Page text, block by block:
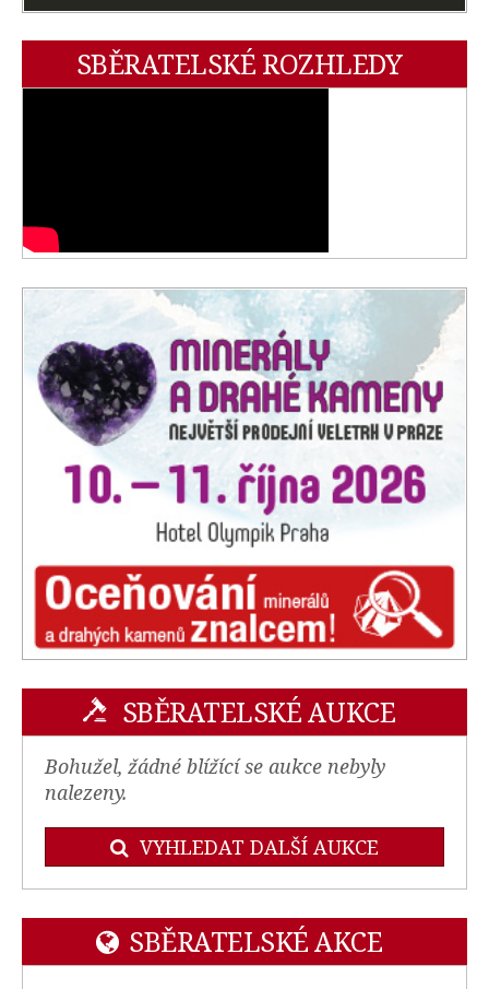
SBĚRATELSKÉ ROZHLEDY
SBĚRATELSKÉ AUKCE
Bohužel, žádné blížící se aukce nebyly
nalezeny.
VYHLEDAT DALŠÍ AUKCE
SBĚRATELSKÉ AKCE